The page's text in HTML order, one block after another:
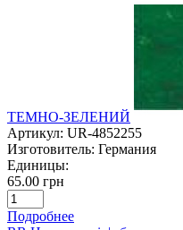
ТЕМНО-ЗЕЛЕНИЙ
Артикул: UR-4852255
Изготовитель: Германия
Единицы:
65.00 грн
Подробнее